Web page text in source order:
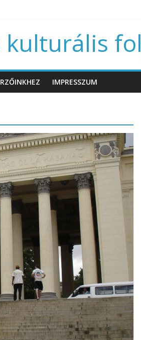
kulturális
IMPRESSZUM